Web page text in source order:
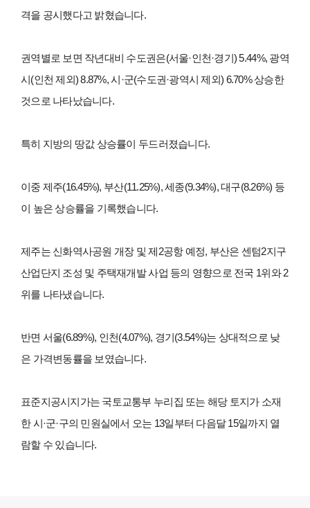
격을 공시했다고 밝혔습니다.
권역별로 보면 작년대비 수도권은(서울·인천·경기) 5.44%, 광역
시(인천 제외) 8.87%, 시·군(수도권·광역시 제외) 6.70% 상승한
것으로 나타났습니다.
특히 지방의 땅값 상승률이 두드러졌습니다.
이중 제주(16.45%), 부산(11.25%), 세종(9.34%), 대구(8.26%) 등
이 높은 상승률을 기록했습니다.
제주는 신화역사공원 개장 및 제2공항 예정, 부산은 센텀2지구
산업단지 조성 및 주택재개발 사업 등의 영향으로 전국 1위와 2
위를 나타냈습니다.
반면 서울(6.89%), 인천(4.07%), 경기(3.54%)는 상대적으로 낮
은 가격변동률을 보였습니다.
표준지공시지가는 국토교통부 누리집 또는 해당 토지가 소재
한 시·군·구의 민원실에서 오는 13일부터 다음달 15일까지 열
람할 수 있습니다.